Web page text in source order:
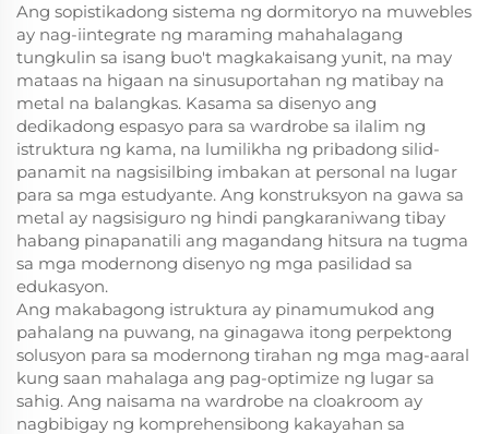
Ang sopistikadong sistema ng dormitoryo na muwebles
ay nag-iintegrate ng maraming mahahalagang
tungkulin sa isang buo't magkakaisang yunit, na may
mataas na higaan na sinusuportahan ng matibay na
metal na balangkas. Kasama sa disenyo ang
dedikadong espasyo para sa wardrobe sa ilalim ng
istruktura ng kama, na lumilikha ng pribadong silid-
panamit na nagsisilbing imbakan at personal na lugar
para sa mga estudyante. Ang konstruksyon na gawa sa
metal ay nagsisiguro ng hindi pangkaraniwang tibay
habang pinapanatili ang magandang hitsura na tugma
sa mga modernong disenyo ng mga pasilidad sa
edukasyon.
Ang makabagong istruktura ay pinamumukod ang
pahalang na puwang, na ginagawa itong perpektong
solusyon para sa modernong tirahan ng mga mag-aaral
kung saan mahalaga ang pag-optimize ng lugar sa
sahig. Ang naisama na wardrobe na cloakroom ay
nagbibigay ng komprehensibong kakayahan sa